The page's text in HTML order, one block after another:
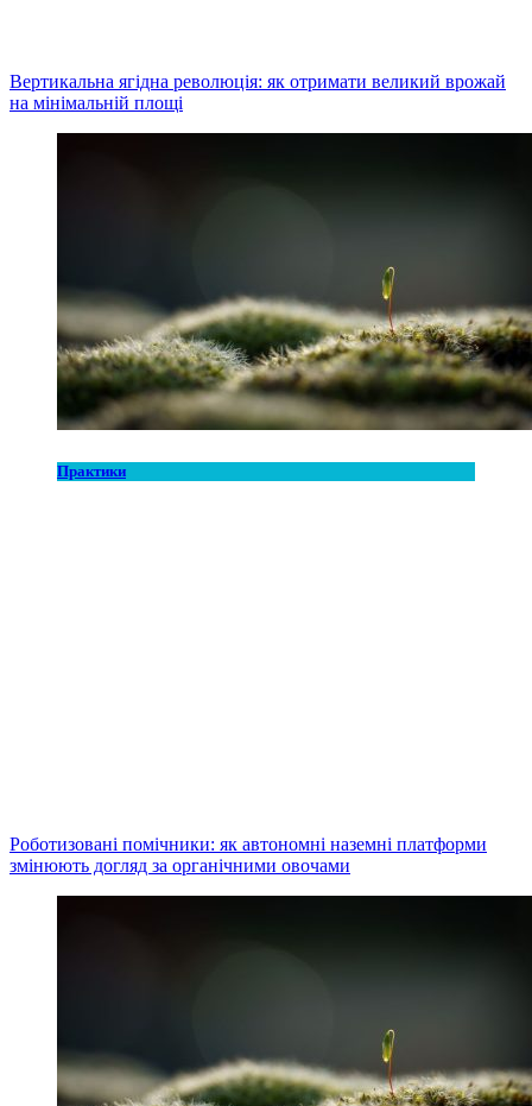
Вертикальна ягідна революція: як отримати великий врожай
на мінімальній площі
Практики
Роботизовані помічники: як автономні наземні платформи
змінюють догляд за органічними овочами